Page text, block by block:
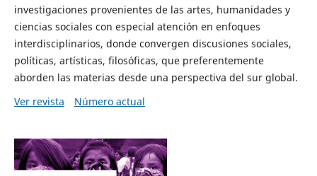
investigaciones provenientes de las artes, humanidades y
ciencias sociales con especial atención en enfoques
interdisciplinarios, donde convergen discusiones sociales,
políticas, artísticas, filosóficas, que preferentemente
aborden las materias desde una perspectiva del sur global.
Ver revista
Número actual